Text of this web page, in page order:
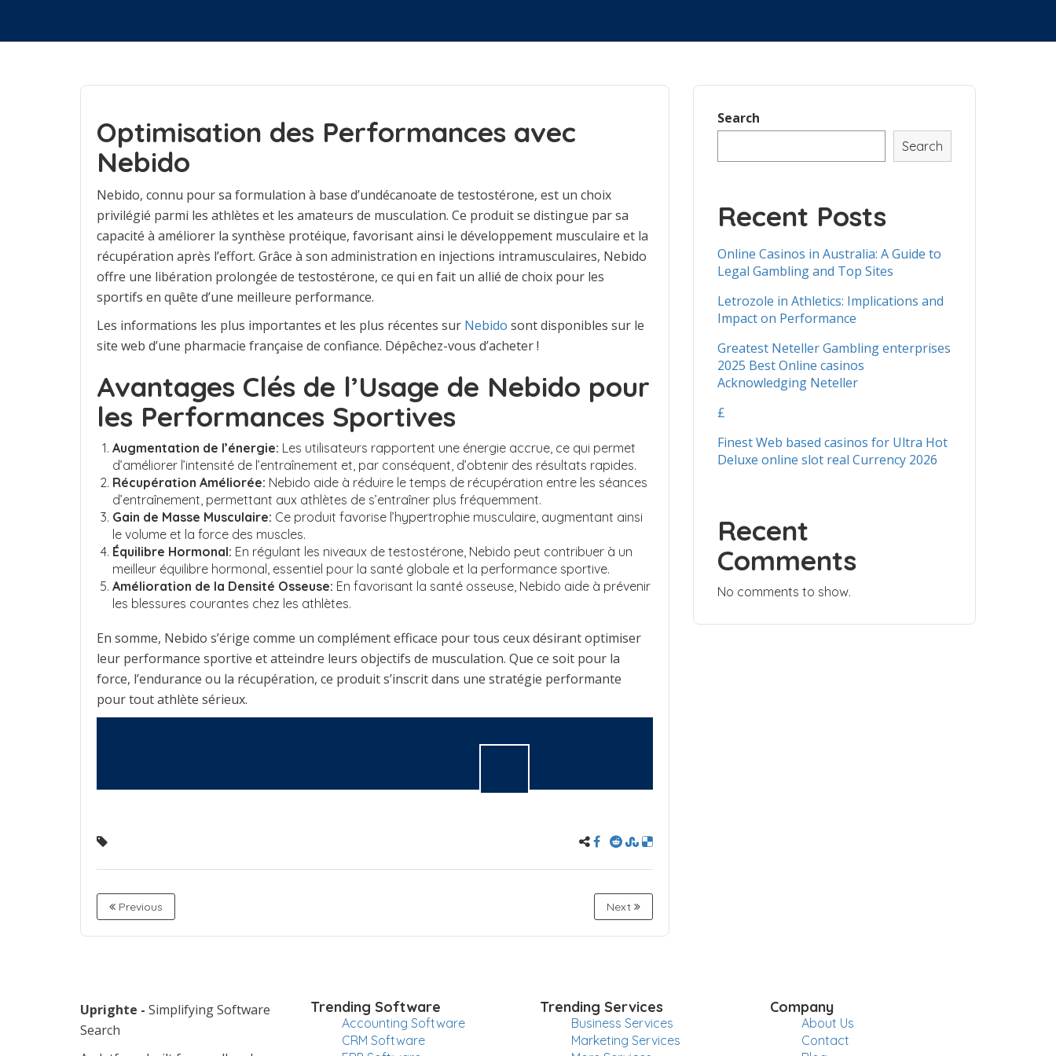
Optimisation des Performances avec
Nebido
Nebido, connu pour sa formulation à base d’undécanoate de testostérone, est un choix
privilégié parmi les athlètes et les amateurs de musculation. Ce produit se distingue par sa
capacité à améliorer la synthèse protéique, favorisant ainsi le développement musculaire et la
récupération après l’effort. Grâce à son administration en injections intramusculaires, Nebido
offre une libération prolongée de testostérone, ce qui en fait un allié de choix pour les
sportifs en quête d’une meilleure performance.
Les informations les plus importantes et les plus récentes sur Nebido sont disponibles sur le
site web d’une pharmacie française de confiance. Dépêchez-vous d’acheter !
Avantages Clés de l’Usage de Nebido pour
les Performances Sportives
Augmentation de l’énergie: Les utilisateurs rapportent une énergie accrue, ce qui permet
d’améliorer l’intensité de l’entraînement et, par conséquent, d’obtenir des résultats rapides.
Récupération Améliorée: Nebido aide à réduire le temps de récupération entre les séances
d’entraînement, permettant aux athlètes de s’entraîner plus fréquemment.
Gain de Masse Musculaire: Ce produit favorise l’hypertrophie musculaire, augmentant ainsi
le volume et la force des muscles.
Équilibre Hormonal: En régulant les niveaux de testostérone, Nebido peut contribuer à un
meilleur équilibre hormonal, essentiel pour la santé globale et la performance sportive.
Amélioration de la Densité Osseuse: En favorisant la santé osseuse, Nebido aide à prévenir
les blessures courantes chez les athlètes.
En somme, Nebido s’érige comme un complément efficace pour tous ceux désirant optimiser
leur performance sportive et atteindre leurs objectifs de musculation. Que ce soit pour la
force, l’endurance ou la récupération, ce produit s’inscrit dans une stratégie performante
pour tout athlète sérieux.
Previous Next
Search
Search
Recent Posts
Online Casinos in Australia: A Guide to
Legal Gambling and Top Sites
Letrozole in Athletics: Implications and
Impact on Performance
Greatest Neteller Gambling enterprises
2025 Best Online casinos
Acknowledging Neteller
£
Finest Web based casinos for Ultra Hot
Deluxe online slot real Currency 2026
Recent
Comments
No comments to show.
Uprighte - Simplifying Software
Search
Trending Software
Accounting Software
CRM Software
Trending Services
Business Services
Marketing Services
Company
About Us
Contact